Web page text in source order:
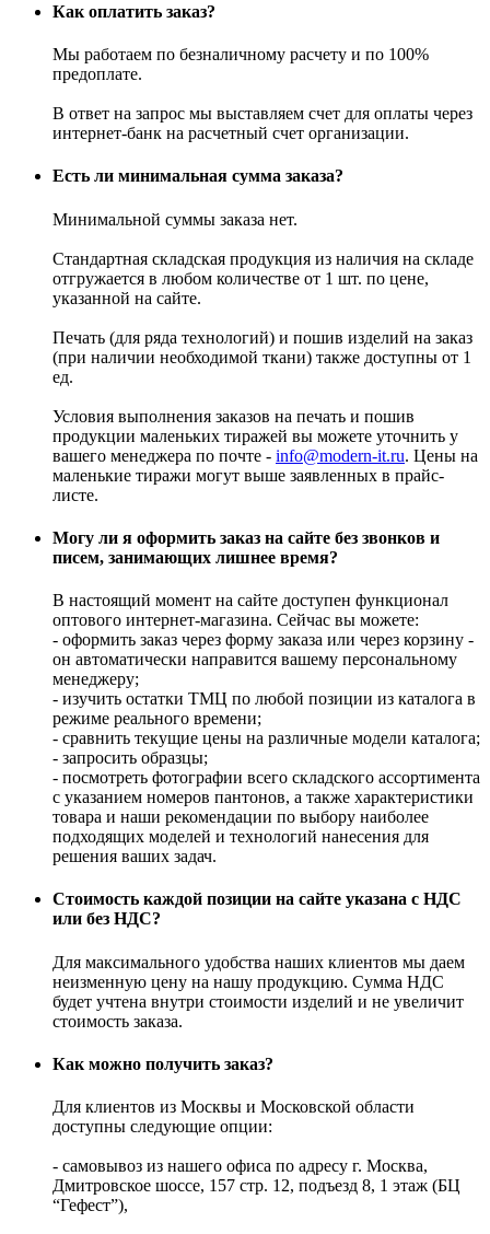
Как оплатить заказ?
Мы работаем по безналичному расчету и по 100%
предоплате.
В ответ на запрос мы выставляем счет для оплаты через
интернет-банк на расчетный счет организации.
Есть ли минимальная сумма заказа?
Минимальной суммы заказа нет.
Стандартная складская продукция из наличия на складе
отгружается в любом количестве от 1 шт. по цене,
указанной на сайте.
Печать (для ряда технологий) и пошив изделий на заказ
(при наличии необходимой ткани) также доступны от 1
ед.
Условия выполнения заказов на печать и пошив
продукции маленьких тиражей вы можете уточнить у
вашего менеджера по почте - info@modern-it.ru. Цены на
маленькие тиражи могут выше заявленных в прайс-
листе.
Могу ли я оформить заказ на сайте без звонков и
писем, занимающих лишнее время?
В настоящий момент на сайте доступен функционал
оптового интернет-магазина. Сейчас вы можете:
- оформить заказ через форму заказа или через корзину -
он автоматически направится вашему персональному
менеджеру;
- изучить остатки ТМЦ по любой позиции из каталога в
режиме реального времени;
- сравнить текущие цены на различные модели каталога;
- запросить образцы;
- посмотреть фотографии всего складского ассортимента
с указанием номеров пантонов, а также характеристики
товара и наши рекомендации по выбору наиболее
подходящих моделей и технологий нанесения для
решения ваших задач.
Стоимость каждой позиции на сайте указана с НДС
или без НДС?
Для максимального удобства наших клиентов мы даем
неизменную цену на нашу продукцию. Сумма НДС
будет учтена внутри стоимости изделий и не увеличит
стоимость заказа.
Как можно получить заказ?
Для клиентов из Москвы и Московской области
доступны следующие опции:
- самовывоз из нашего офиса по адресу г. Москва,
Дмитровское шоссе, 157 стр. 12, подъезд 8, 1 этаж (БЦ
“Гефест”),